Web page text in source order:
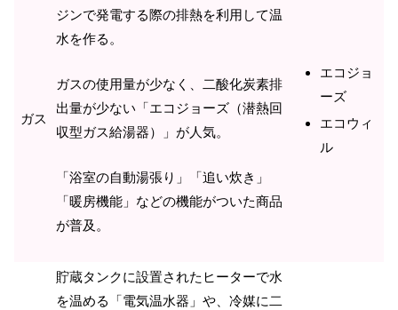
ガス
ジンで発電する際の排熱を利用して温
水を作る。
ガスの使用量が少なく、二酸化炭素排
出量が少ない「エコジョーズ（潜熱回
収型ガス給湯器）」が人気。
「浴室の自動湯張り」「追い炊き」
「暖房機能」などの機能がついた商品
が普及。
エコジョ
ーズ
エコウィ
ル
貯蔵タンクに設置されたヒーターで水
を温める「電気温水器」や、冷媒に二